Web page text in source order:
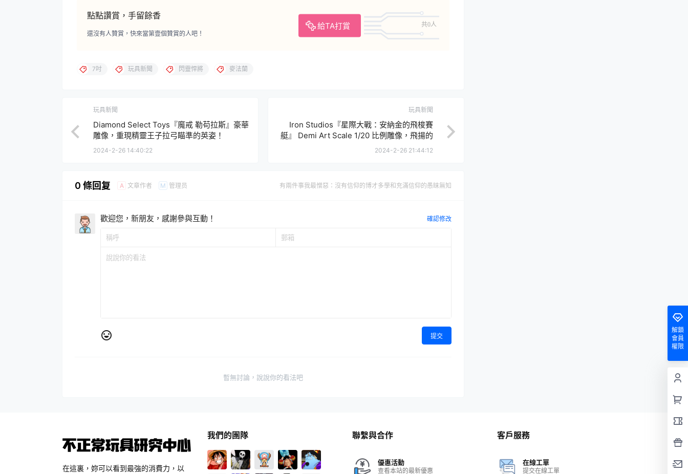
點點讚賞，手留餘香
給TA打賞 共0人
還沒有人贊賞，快來當第壹個贊賞的人吧！
7吋 玩具新聞 閃靈悍將 麥法蘭
玩具新聞
Diamond Select Toys『魔戒 勒苟拉斯』豪華
雕像，重現精靈王子拉弓瞄準的英姿！
2024-2-26 14:40:22
玩具新聞
Iron Studios『星際大戰：安納金的飛梭賽
艇』 Demi Art Scale 1/20 比例雕像，飛揚的
塵土重現經典的飛梭賽艇大賽場景！
2024-2-26 21:44:12
0 條回复 A 文章作者 M 管理员 有兩件事我最憎惡：沒有信仰的博才多學和充滿信仰的愚昧無知
歡迎您，新朋友，感謝參與互動！ 確認修改
提交
暫無討論，說說你的看法吧
解鎖
會員
權限
在這裏，妳可以看到最強的消費力，以
我們的團隊 聯繫與合作
優惠活動
查看本站的最新優惠
客戶服務
在線工單
提交在線工單